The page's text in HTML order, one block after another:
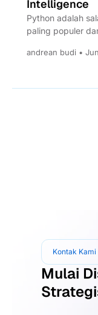
Intelligence
Python adalah
paling populer
andrean budi •
Kontak Kami
Mulai